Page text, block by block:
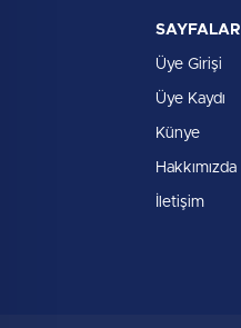
SAYFALAR
Üye Girişi
Üye Kaydı
Künye
Hakkımızda
İletişim